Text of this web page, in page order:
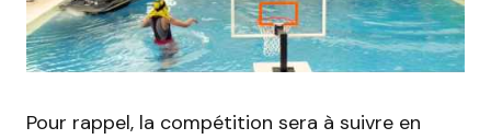
Pour rappel, la compétition sera à suivre en